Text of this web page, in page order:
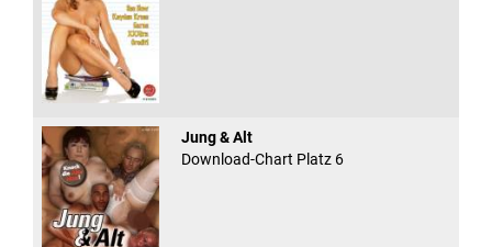
Jung & Alt
Download-Chart Platz 6